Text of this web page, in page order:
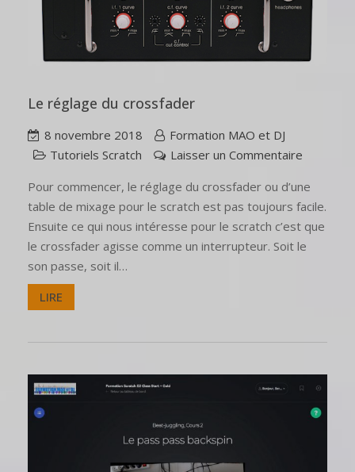
Le réglage du crossfader
8 novembre 2018
Formation MAO et DJ
Tutoriels Scratch
Laisser un Commentaire
Pour commencer, le réglage du crossfader ou d’une
table de mixage pour le scratch est pas toujours facile.
Ensuite ce qui nous intéresse pour le scratch c’est que
le crossfader agisse comme un interrupteur. Soit le
son passe, soit il…
LIRE